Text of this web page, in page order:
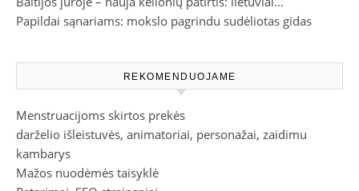
Papildai sąnariams: mokslo pagrindu sudėliotas gidas
REKOMENDUOJAME
Menstruacijoms skirtos prekės
darželio išleistuvės, animatoriai, personažai, zaidimu
kambarys
Mažos nuodėmės taisyklė